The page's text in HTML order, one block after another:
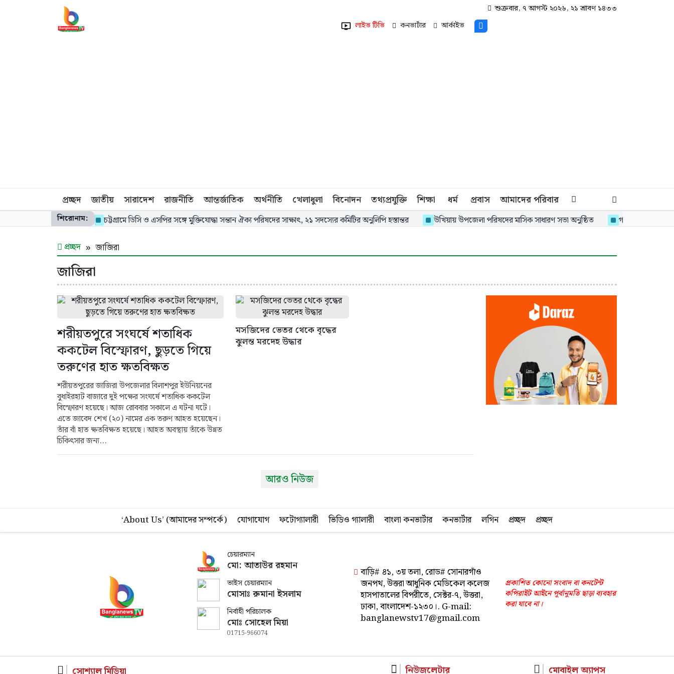
শুক্রবার, ৭ আগস্ট ২০২৬, ২১ শ্রাবণ ১৪৩৩
লাইভ টিভি
কনভার্টার আর্কাইভ
প্রচ্ছদ জাতীয় সারাদেশ রাজনীতি আন্তর্জাতিক অর্থনীতি খেলাধুলা বিনোদন তথ্যপ্রযুক্তি শিক্ষা ধর্ম প্রবাস আমাদের পরিবার
শিরোনাম:
চেক বিতরণ চট্টগ্রামে ডিসি ও এসপির সঙ্গে মুক্তিযোদ্ধা সন্তান ঐক্য পরিষদের সাক্ষাৎ, ২১ সদস্যের কমিটির অনুলিপি হস্তান্তর উখিয়ায় উপজেলা পরিষদের মাসিক সাধারণ সভা অনুষ্ঠিত গাজীপুরে এসপির
প্রচ্ছদ জাজিরা
জাজিরা
শরীয়তপুরে সংঘর্ষে শতাধিক
ককটেল বিস্ফোরণ, ছুড়তে গিয়ে
তরুণের হাত ক্ষতবিক্ষত
শরীয়তপুরের জাজিরা উপজেলার বিলাশপুর ইউনিয়নের
বুধাইরহাট বাজারে দুই পক্ষের সংঘর্ষে শতাধিক ককটেল
বিস্ফোরণ হয়েছে। আজ রোববার সকালে এ ঘটনা ঘটে।
এতে জাবেদ শেখ (২০) নামের এক তরুণ আহত হয়েছেন।
তাঁর বাঁ হাত ক্ষতবিক্ষত হয়েছে। আহত অবস্থায় তাঁকে উন্নত
চিকিৎসার জন্য...
মসজিদের ভেতর থেকে বৃদ্ধের
ঝুলন্ত মরদেহ উদ্ধার
আরও নিউজ
‘About Us’ (আমাদের সম্পর্কে) যোগাযোগ ফটোগ্যালারী ভিডিও গ্যালারী বাংলা কনভার্টার কনভার্টার লগিন প্রচ্ছদ প্রচ্ছদ
চেয়ারম্যান
মো: আতাউর রহমান
ভাইস চেয়ারম্যান
মোসাঃ রুমানা ইসলাম
নির্বাহী পরিচালক
মোঃ সোহেল মিয়া
01715-966074
বাড়ি# ৪১, ৩য় তলা, রোড# সোনারগাঁও
জনপথ, উত্তরা আধুনিক মেডিকেল কলেজ
হাসপাতালের বিপরীতে, সেক্টর-৭, উত্তরা,
ঢাকা, বাংলাদেশ-১২৩০।. G-mail:
banglanewstv17@gmail.com
প্রকাশিত কোনো সংবাদ বা কনটেন্ট
কপিরাইট আইনে পূর্বানুমতি ছাড়া ব্যবহার
করা যাবে না।
সোশ্যাল মিডিয়া নিউজলেটার মোবাইল অ্যাপস